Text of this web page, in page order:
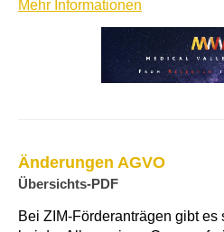
Mehr Informationen
Änderungen AGVO
Übersichts-PDF
Bei ZIM-Förderanträgen gibt es